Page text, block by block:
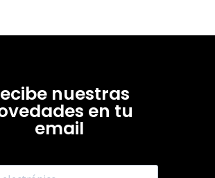
nuestras
en tu
email